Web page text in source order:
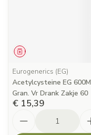
Geneesmiddel
Eurogenerics (EG)
Acetylcysteine EG
Gran. Vr Drank Zakje 60
€ 15,39